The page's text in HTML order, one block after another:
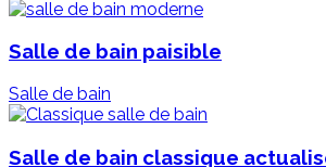
Salle de bain paisible
Salle de bain
Salle de bain classique